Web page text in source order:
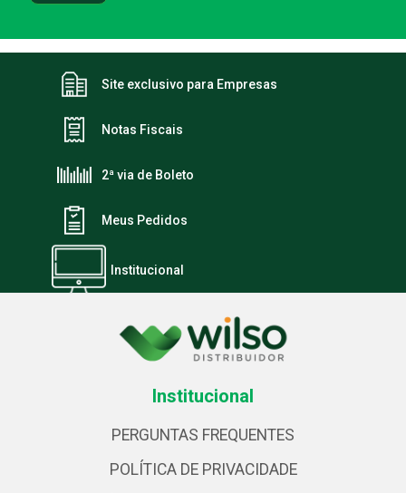
Site exclusivo para Empresas
Notas Fiscais
2ª via de Boleto
Meus Pedidos
Institucional
Institucional
PERGUNTAS FREQUENTES
POLÍTICA DE PRIVACIDADE